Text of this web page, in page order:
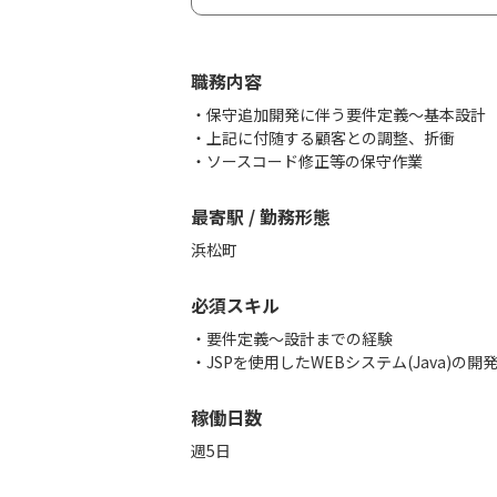
職務内容
・保守追加開発に伴う要件定義〜基本設計
・上記に付随する顧客との調整、折衝
・ソースコード修正等の保守作業
最寄駅 / 勤務形態
浜松町
必須スキル
・要件定義〜設計までの経験
・JSPを使用したWEBシステム(Java)の開
稼働日数
週5日